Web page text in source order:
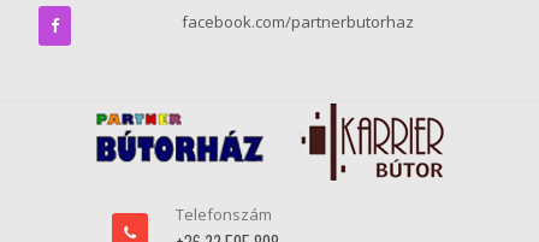
facebook.com/partnerbutorhaz
Telefonszám